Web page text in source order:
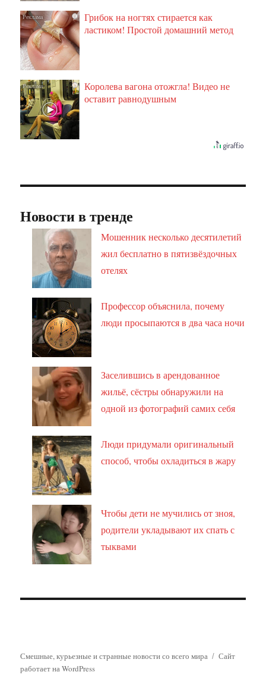
i
Грибок на ногтях стирается как
ластиком! Простой домашний метод
i
Королева вагона отожгла! Видео не
оставит равнодушным
Новости в тренде
Мошенник несколько десятилетий
жил бесплатно в пятизвёздочных
отелях
Профессор объяснила, почему
люди просыпаются в два часа ночи
Заселившись в арендованное
жильё, сёстры обнаружили на
одной из фотографий самих себя
Люди придумали оригинальный
способ, чтобы охладиться в жару
Чтобы дети не мучились от зноя,
родители укладывают их спать с
тыквами
Смешные, курьезные и странные новости со всего мира
Сайт
работает на WordPress